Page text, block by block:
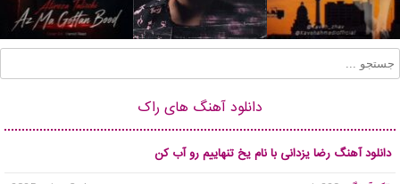
دانلود آهنگ های راک
دانلود آهنگ رضا یزدانی با نام یخ تنهاییم رو آب کن